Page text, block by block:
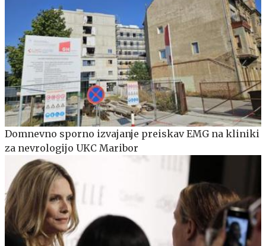
Domnevno sporno izvajanje preiskav EMG na kliniki
za nevrologijo UKC Maribor